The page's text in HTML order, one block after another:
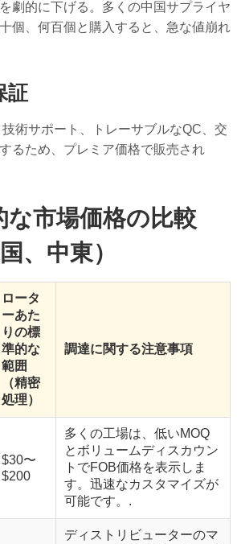
劇的に下げる。多くの中国サプライヤ
個、何百個と購入すると、急な値崩れ
証
術サポート、トレーサブルなQC、交
るため、プレミア価格で販売され
な市場価格の比較
、中東）
ロータ
ーあた
りの標
準的な
範囲
（精密
処理）
調達に関する注意事項
$30〜
$200
多くの工場は、低いMOQ
とボリュームディスカウン
トでFOB価格を表示しま
す。迅速なカスタマイズが
可能です。.
ディストリビューターのマ